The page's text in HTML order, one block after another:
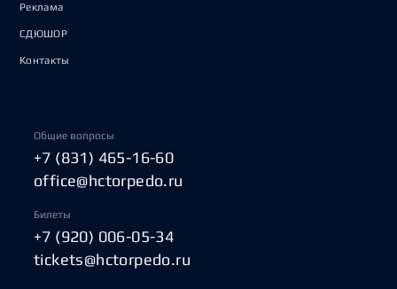
Реклама
СДЮШОР
Контакты
Общие вопросы
+7 (831) 465-16-60
office@hctorpedo.ru
Билеты
+7 (920) 006-05-34
tickets@hctorpedo.ru